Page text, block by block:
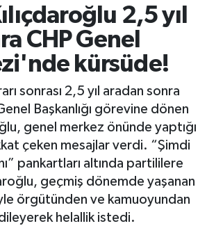
2,5 yıl
CHP Genel
kürsüde!
sonrası 2,5 yıl aradan sonra
Başkanlığı görevine dönen
genel merkez önünde yaptığı
çeken mesajlar verdi. “Şimdi
pankartları altında partililere
geçmiş dönemde yaşanan
örgütünden ve kamuoyundan
helallik istedi.
Yoğunluk Haritası
Durumu ve Fikstür